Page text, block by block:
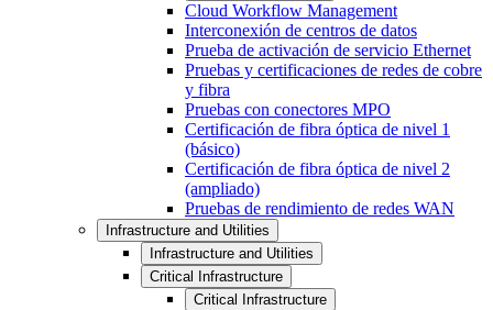
Cloud Workflow Management
Interconexión de centros de datos
Prueba de activación de servicio Ethernet
Pruebas y certificaciones de redes de cobre
y fibra
Pruebas con conectores MPO
Certificación de fibra óptica de nivel 1
(básico)
Certificación de fibra óptica de nivel 2
(ampliado)
Pruebas de rendimiento de redes WAN
Infrastructure and Utilities
Infrastructure and Utilities
Critical Infrastructure
Critical Infrastructure